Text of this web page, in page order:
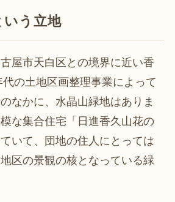
いう立地
屋市天白区との境界に近い香
の土地区画整理事業によって
なかに、水晶山緑地はありま
な集合住宅「日進香久山花の
いて、団地の住人にとっては
区の景観の核となっている緑